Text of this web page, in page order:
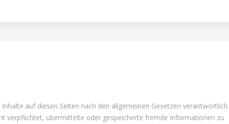
auf diesen Seiten nach den allgemeinen Gesetzen verantwortlich.
verpflichtet, übermittelte oder gespeicherte fremde Informationen zu